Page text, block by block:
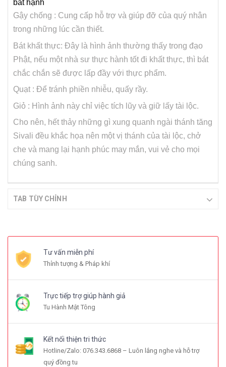
bất hạnh
Gậy chống : Cung cấp hỗ trợ và giúp đỡ của quý nhân
trong những lúc cần thiết.
Bát khất thực: Đây là hình ảnh thường thấy trong đạo
Phật, nếu một nhà sư thực hành tốt đi khất thực, thì bát
chắc chắn sẽ được lấp đầy với thực phẩm.
Quạt : Để tránh phiền nhiễu, quấy rầy.
Giỏ : Hình ảnh này chỉ việc tích lũy và giữ lấy tài lộc.
Cho nên, hết thảy những gì xung quanh ngài thánh tăng
Sivali đều khắc họa nên một vị thánh của tài lộc, chở
che và mang lại hạnh phúc may mắn, vui vẻ cho mọi
chúng sanh.
TAB TÙY CHỈNH
Tư vấn miễn phí
Thỉnh tượng & Pháp khí
Trực tiếp trợ giúp hành giả
Tu Hành Mật Tông
Kết nối thiện tri thức
Hotline/Zalo: 076.343.6868 – Luôn lắng nghe và hỗ trợ
quý đồng tu